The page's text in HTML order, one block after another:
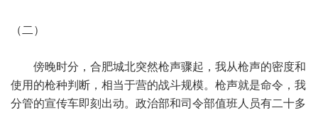
（二）
傍晚时分，合肥城北突然枪声骤起，我从枪声的密度和
使用的枪种判断，相当于营的战斗规模。枪声就是命令，我
分管的宣传车即刻出动。政治部和司令部值班人员有二十多